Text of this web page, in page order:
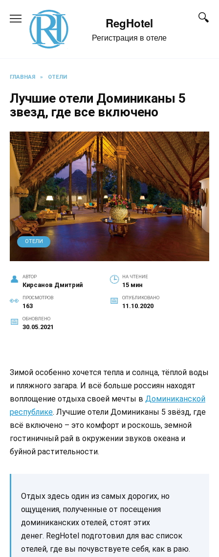
содержанию
RegHotel
Регистрация в отеле
ГЛАВНАЯ » ОТЕЛИ
Лучшие отели Доминиканы 5
звезд, где все включено
ОТЕЛИ
АВТОР
Кирсанов Дмитрий
НА ЧТЕНИЕ
15 мин
ПРОСМОТРОВ
163
ОПУБЛИКОВАНО
11.10.2020
ОБНОВЛЕНО
30.05.2021
Зимой особенно хочется тепла и солнца, тёплой воды
и пляжного загара. И всё больше россиян находят
воплощение отдыха своей мечты в Доминиканской
республике. Лучшие отели Доминиканы 5 звёзд, где
всё включено – это комфорт и роскошь, земной
гостиничный рай в окружении звуков океана и
буйной растительности.
Отдых здесь один из самых дорогих, но
ощущения, полученные от посещения
доминиканских отелей, стоят этих
денег. RegHotel подготовил для вас список
отелей, где вы почувствуете себя, как в раю.